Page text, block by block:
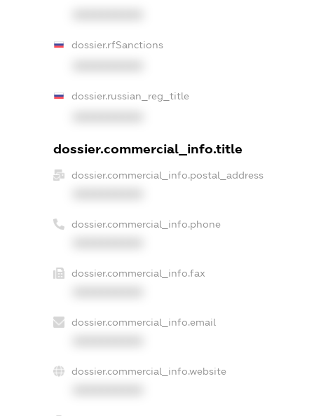
dossier.rfSanctions
dossier.russian_reg_title
dossier.commercial_info.title
dossier.commercial_info.postal_address
dossier.commercial_info.phone
dossier.commercial_info.fax
dossier.commercial_info.email
dossier.commercial_info.website